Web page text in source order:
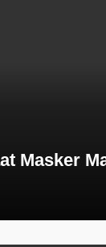
Masker